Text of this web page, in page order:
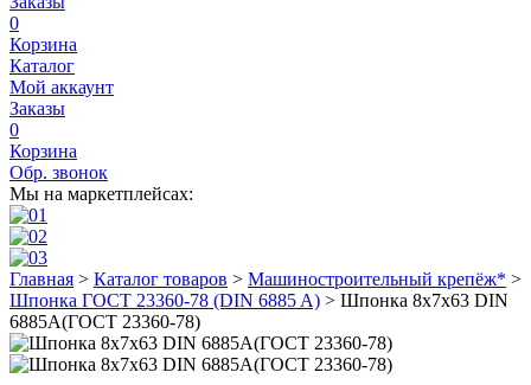
0
Корзина
Каталог
Мой аккаунт
Заказы
0
Корзина
Обр. звонок
Мы на маркетплейсах:
Главная > Каталог товаров > Машиностроительный крепёж* >
Шпонка ГОСТ 23360-78 (DIN 6885 A) > Шпонка 8х7х63 DIN
6885A(ГОСТ 23360-78)